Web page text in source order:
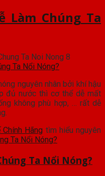
Làm Chúng Ta
Ta Nổi Nóng?
nguyên nhân bởi khí hậu
đủ nước thì cơ thể dễ mất
không phù hợp, … rất dễ
Chính Hãng tìm hiểu nguyên
Ta Nổi Nóng?
Ta Nổi Nóng?